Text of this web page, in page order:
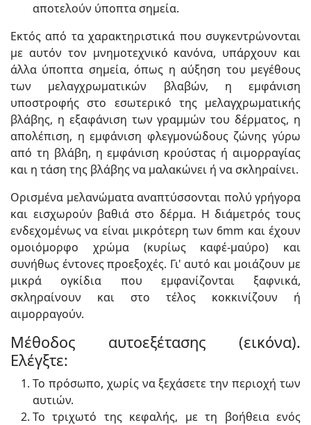
αποτελούν ύποπτα σημεία.
Εκτός από τα χαρακτηριστικά που συγκεντρώνονται
με αυτόν τον μνημοτεχνικό κανόνα, υπάρχουν και
άλλα ύποπτα σημεία, όπως η αύξηση του μεγέθους
των μελαγχρωματικών βλαβών, η εμφάνιση
υποστροφής στο εσωτερικό της μελαγχρωματικής
βλάβης, η εξαφάνιση των γραμμών του δέρματος, η
απολέπιση, η εμφάνιση φλεγμονώδους ζώνης γύρω
από τη βλάβη, η εμφάνιση κρούστας ή αιμορραγίας
και η τάση της βλάβης να μαλακώνει ή να σκληραίνει.
Ορισμένα μελανώματα αναπτύσσονται πολύ γρήγορα
και εισχωρούν βαθιά στο δέρμα. Η διάμετρός τους
ενδεχομένως να είναι μικρότερη των 6mm και έχουν
ομοιόμορφο χρώμα (κυρίως καφέ-μαύρο) και
συνήθως έντονες προεξοχές. Γι' αυτό και μοιάζουν με
μικρά ογκίδια που εμφανίζονται ξαφνικά,
σκληραίνουν και στο τέλος κοκκινίζουν ή
αιμορραγούν.
Μέθοδος αυτοεξέτασης (εικόνα).
Ελέγξτε:
Το πρόσωπο, χωρίς να ξεχάσετε την περιοχή των
αυτιών.
Το τριχωτό της κεφαλής, με τη βοήθεια ενός